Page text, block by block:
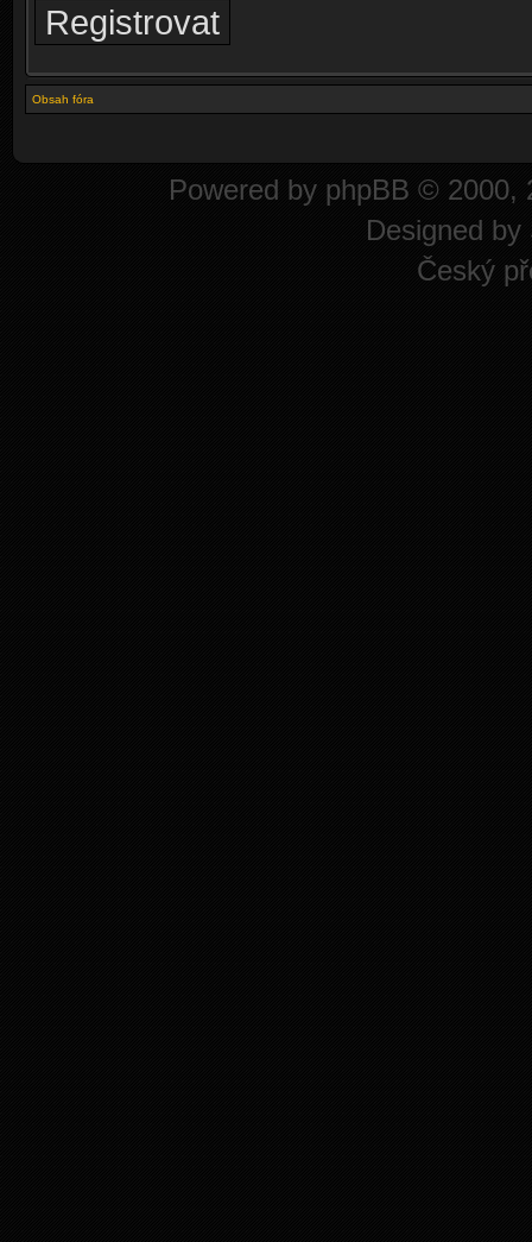
Registrovat
Obsah fóra
Powered by phpBB © 2000,
Designed by
Český